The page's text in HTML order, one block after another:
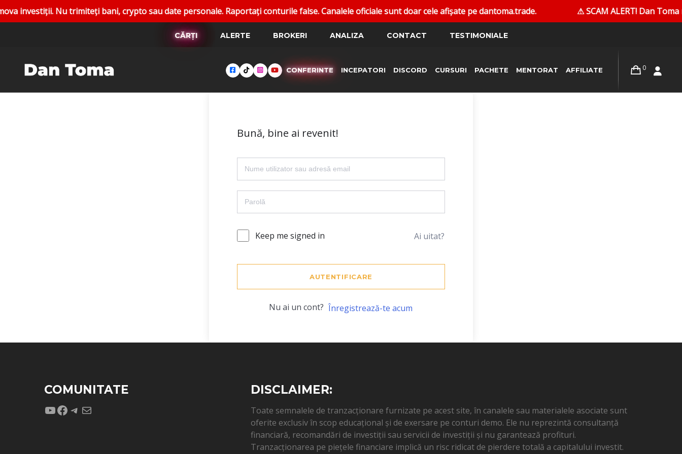
Nu trimiteți bani, crypto sau date personale. Raportați conturile false. Canalele oficiale sunt doar cele afișate pe dantoma.trade. ⚠ SCAM ALERT! Dan Toma
CĂRȚI ALERTE BROKERI ANALIZA CONTACT TESTIMONIALE
0
CONFERINTE INCEPATORI DISCORD CURSURI PACHETE MENTORAT AFFILIATE
Bună, bine ai revenit!
Keep me signed in Ai uitat?
AUTENTIFICARE
Nu ai un cont? Înregistrează-te acum
COMUNITATE
YouTube
Facebook
Telegram
Mail
DISCLAIMER:
Toate semnalele de tranzacționare furnizate pe acest site, în canalele sau materialele asociate sunt
oferite exclusiv în scop educațional și de exersare pe conturi demo. Ele nu reprezintă consultanță
financiară, recomandări de investiții sau servicii de investiții și nu garantează profituri.
Tranzacționarea pe piețele financiare implică un risc ridicat de pierdere totală a capitalului investit.